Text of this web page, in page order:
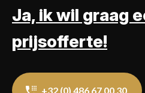
Ja, ik wil graag
prijsofferte!
+32 (0) 486 67 00 30